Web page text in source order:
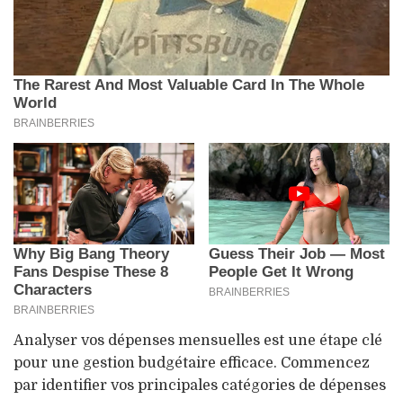
Analyser vos dépenses mensuelles est une étape clé
pour une gestion budgétaire efficace. Commencez
par identifier vos principales catégories de dépenses